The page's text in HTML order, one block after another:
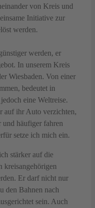
von Kreis und
Initiative zur
werden.
werden, er
In unserem Kreis
Wiesbaden. Von einer
bedeutet in
eine Weltreise.
auf ihr Auto verzichten,
häufiger fahren
setze ich mich ein.
stärker auf die
kreisangehörigen
Er darf nicht nur
den Bahnen nach
sein. Auch